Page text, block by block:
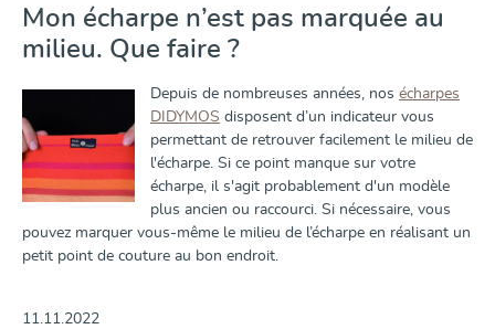
Mon écharpe n’est pas marquée au
milieu. Que faire ?
Depuis de nombreuses années, nos écharpes
DIDYMOS disposent d’un indicateur vous
permettant de retrouver facilement le milieu de
l'écharpe. Si ce point manque sur votre
écharpe, il s'agit probablement d'un modèle
plus ancien ou raccourci. Si nécessaire, vous
pouvez marquer vous-même le milieu de l’écharpe en réalisant un
petit point de couture au bon endroit.
11.11.2022